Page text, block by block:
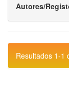
Autores/
Resultados 1-1